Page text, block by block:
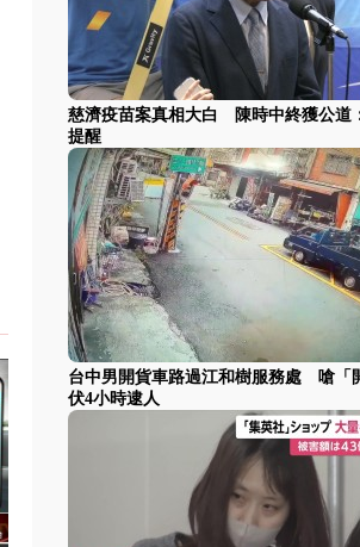
慈濟疫苗案真相大白 陳時中終獲公道
提醒
台中男開貨車路過江和樹服務處 嗆「
伏4小時逮人